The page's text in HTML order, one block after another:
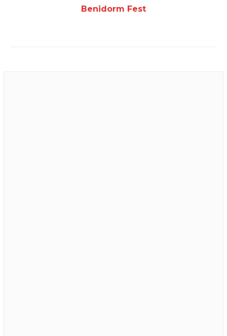
Benidorm Fest